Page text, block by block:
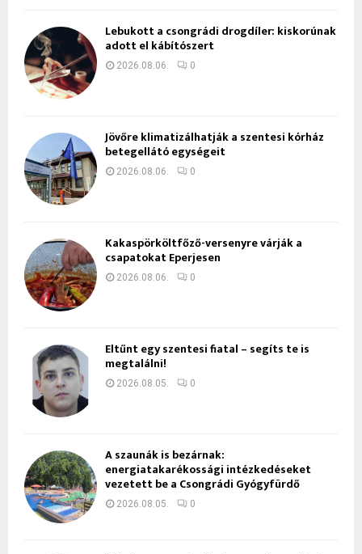
Lebukott a csongrádi drogdíler: kiskorúnak
adott el kábítószert
2026.08.06. 0
Jövőre klimatizálhatják a szentesi kórház
betegellátó egységeit
2026.08.06. 0
Kakaspörköltfőző-versenyre várják a
csapatokat Eperjesen
2026.08.06. 0
Eltűnt egy szentesi fiatal – segíts te is
megtalálni!
2026.08.05. 0
A szaunák is bezárnak:
energiatakarékossági intézkedéseket
vezetett be a Csongrádi Gyógyfürdő
2026.08.05. 0